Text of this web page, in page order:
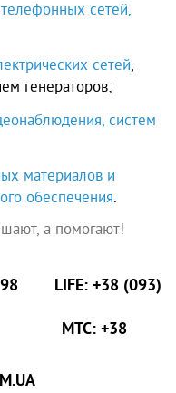
сетей,
сетей,
генераторов;
систем
материалов и
обеспечения.
а помогают!
98 LIFE: +38 (093)
26 МТС: +38